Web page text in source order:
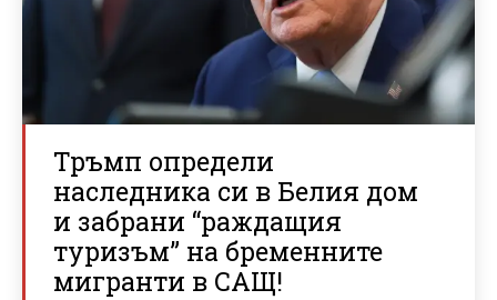
Тръмп определи
наследника си в Белия дом
и забрани “раждащия
туризъм” на бременните
мигранти в САЩ!